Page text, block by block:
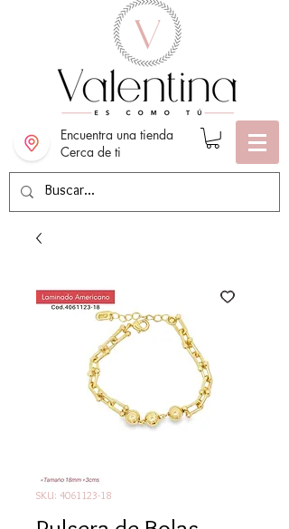
Encuentra una tienda
Cerca de ti
SKU: 4061123-18